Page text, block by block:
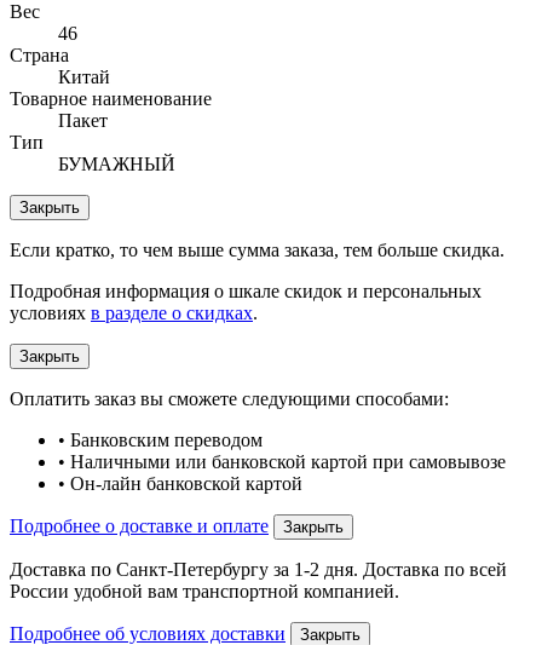
Вес
46
Страна
Китай
Товарное наименование
Пакет
Тип
БУМАЖНЫЙ
Закрыть
Если кратко, то чем выше сумма заказа, тем больше скидка.
Подробная информация о шкале скидок и персональных
условиях в разделе о скидках.
Закрыть
Оплатить заказ вы сможете следующими способами:
• Банковским переводом
• Наличными или банковской картой при самовывозе
• Он-лайн банковской картой
Подробнее о доставке и оплате Закрыть
Доставка по Санкт-Петербургу за 1-2 дня. Доставка по всей
России удобной вам транспортной компанией.
Подробнее об условиях доставки Закрыть